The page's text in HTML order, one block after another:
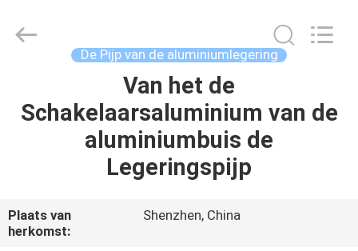
PRODUCTEN
ONS
Technology
De Pijp van de aluminiumlegering
Van het de
Schakelaarsaluminium van de
aluminiumbuis de
Legeringspijp
Plaats van
herkomst:
Shenzhen, China